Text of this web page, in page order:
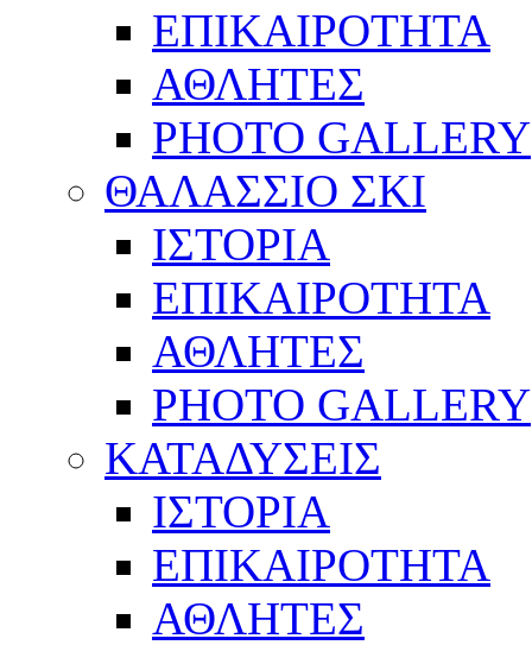
ΕΠΙΚΑΙΡΟΤΗΤΑ
ΑΘΛΗΤΕΣ
PHOTO GALLERY
ΘΑΛΑΣΣΙΟ ΣΚΙ
ΙΣΤΟΡΙΑ
ΕΠΙΚΑΙΡΟΤΗΤΑ
ΑΘΛΗΤΕΣ
PHOTO GALLERY
ΚΑΤΑΔΥΣΕΙΣ
ΙΣΤΟΡΙΑ
ΕΠΙΚΑΙΡΟΤΗΤΑ
ΑΘΛΗΤΕΣ